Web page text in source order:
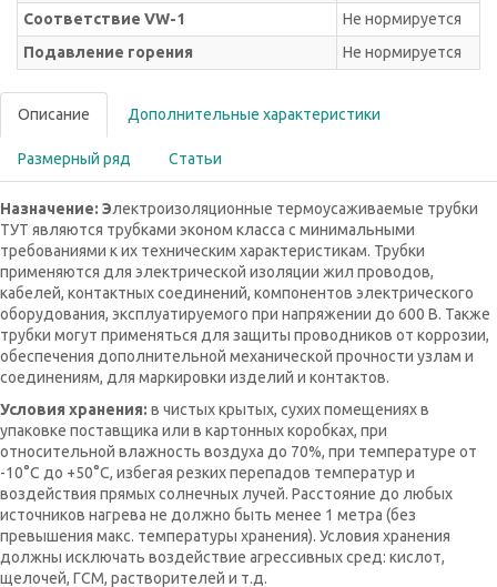
Соответствие VW-1
Не нормируется
Подавление горения
Не нормируется
Описание Дополнительные характеристики
Размерный ряд Статьи
Назначение: Электроизоляционные термоусаживаемые трубки
ТУТ являются трубками эконом класса с минимальными
требованиями к их техническим характеристикам. Трубки
применяются для электрической изоляции жил проводов,
кабелей, контактных соединений, компонентов электрического
оборудования, эксплуатируемого при напряжении до 600 В. Также
трубки могут применяться для защиты проводников от коррозии,
обеспечения дополнительной механической прочности узлам и
соединениям, для маркировки изделий и контактов.
Условия хранения: в чистых крытых, сухих помещениях в
упаковке поставщика или в картонных коробках, при
относительной влажность воздуха до 70%, при температуре от
-10°С до +50°С, избегая резких перепадов температур и
воздействия прямых солнечных лучей. Расстояние до любых
источников нагрева не должно быть менее 1 метра (без
превышения макс. температуры хранения). Условия хранения
должны исключать воздействие агрессивных сред: кислот,
щелочей, ГСМ, растворителей и т.д.